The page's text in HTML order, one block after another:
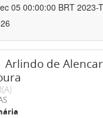
05 00:00:00 BRT 2023-
Arlindo de